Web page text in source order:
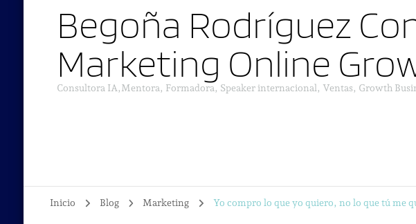
Begoña Rodríguez
Marketing Online
Consultora IA,Mentora, Formadora, Speaker internacional, Ventas, Growth
Inicio Blog Marketing Yo compro lo que yo quiero, no lo que tú me